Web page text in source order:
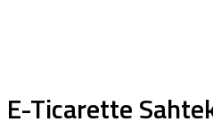
E-Ticarette